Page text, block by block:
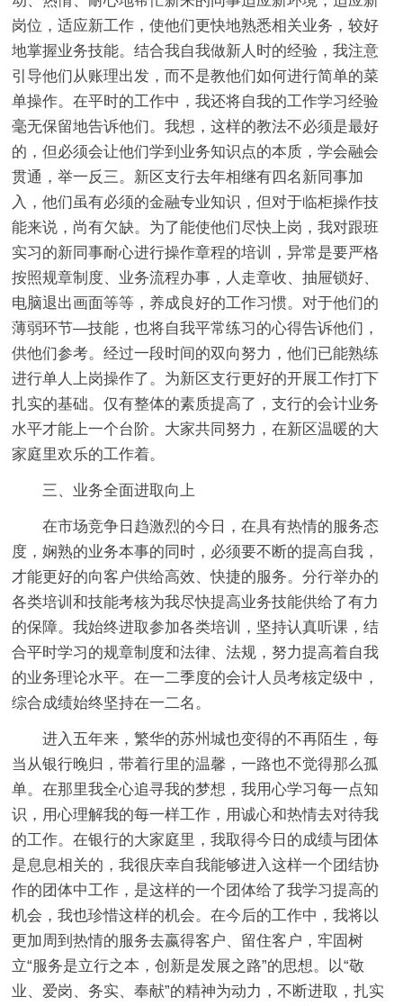
岗位，适应新工作，使他们更快地熟悉相关业务，较好
地掌握业务技能。结合我自我做新人时的经验，我注意
引导他们从账理出发，而不是教他们如何进行简单的菜
单操作。在平时的工作中，我还将自我的工作学习经验
毫无保留地告诉他们。我想，这样的教法不必须是最好
的，但必须会让他们学到业务知识点的本质，学会融会
贯通，举一反三。新区支行去年相继有四名新同事加
入，他们虽有必须的金融专业知识，但对于临柜操作技
能来说，尚有欠缺。为了能使他们尽快上岗，我对跟班
实习的新同事耐心进行操作章程的培训，异常是要严格
按照规章制度、业务流程办事，人走章收、抽屉锁好、
电脑退出画面等等，养成良好的工作习惯。对于他们的
薄弱环节—技能，也将自我平常练习的心得告诉他们，
供他们参考。经过一段时间的双向努力，他们已能熟练
进行单人上岗操作了。为新区支行更好的开展工作打下
扎实的基础。仅有整体的素质提高了，支行的会计业务
水平才能上一个台阶。大家共同努力，在新区温暖的大
家庭里欢乐的工作着。
三、业务全面进取向上
在市场竞争日趋激烈的今日，在具有热情的服务态
度，娴熟的业务本事的同时，必须要不断的提高自我，
才能更好的向客户供给高效、快捷的服务。分行举办的
各类培训和技能考核为我尽快提高业务技能供给了有力
的保障。我始终进取参加各类培训，坚持认真听课，结
合平时学习的规章制度和法律、法规，努力提高着自我
的业务理论水平。在一二季度的会计人员考核定级中，
综合成绩始终坚持在一二名。
进入五年来，繁华的苏州城也变得的不再陌生，每
当从银行晚归，带着行里的温馨，一路也不觉得那么孤
单。在那里我全心追寻我的梦想，我用心学习每一点知
识，用心理解我的每一样工作，用诚心和热情去对待我
的工作。在银行的大家庭里，我取得今日的成绩与团体
是息息相关的，我很庆幸自我能够进入这样一个团结协
作的团体中工作，是这样的一个团体给了我学习提高的
机会，我也珍惜这样的机会。在今后的工作中，我将以
更加周到热情的服务去嬴得客户、留住客户，牢固树
立“服务是立行之本，创新是发展之路”的思想。以“敬
业、爱岗、务实、奉献”的精神为动力，不断进取，扎实